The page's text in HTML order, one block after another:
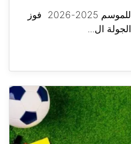
الأنصار بطلًا للدوري اللبناني للموسم 2025-2026 فوز